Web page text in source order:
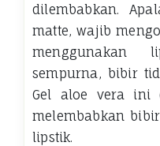
dilembabkan.
matte, wajib
menggunakan
sempurna, bibir
Gel aloe vera ini
melembabkan
lipstik.